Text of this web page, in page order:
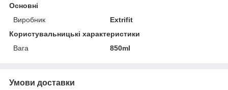
Основні
Виробник
Extrifit
Користувальницькі характеристики
Вага
850ml
Умови доставки